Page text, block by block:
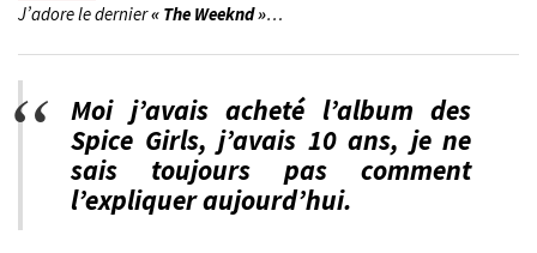
J’adore le dernier« The Weeknd »…
Moi j’avais acheté l’album des
Spice Girls, j’avais 10 ans, je ne
sais toujours pas comment
l’expliquer aujourd’hui.